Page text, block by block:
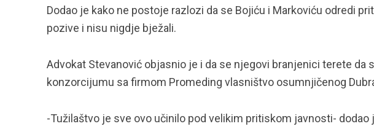
Dodao je kako ne postoje razlozi da se Bojiću i Markoviću odredi
pozive i nisu nigdje bježali.
Advokat Stevanović objasnio je i da se njegovi branjenici terete da
konzorcijumu sa firmom Promeding vlasništvo osumnjičenog
-Tužilaštvo je sve ovo učinilo pod velikim pritiskom javnosti- dodao